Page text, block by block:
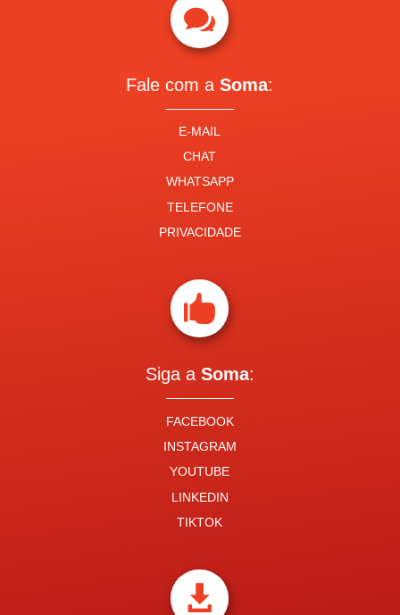

Fale com aSoma:
E-MAIL
CHAT
WHATSAPP
TELEFONE
PRIVACIDADE

Siga a Soma:
FACEBOOK
INSTAGRAM
YOUTUBE
LINKEDIN
TIKTOK
